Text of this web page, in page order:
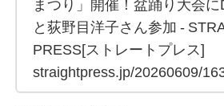
まつり」開催！盆踊り大会に
と荻野目洋子さん参加 -
PRESS[ストレートプレス]
straightpress.jp/20260609/